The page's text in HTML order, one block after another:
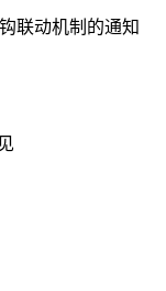
联动机制的通知